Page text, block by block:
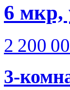
6 мкр,
2 200
3-